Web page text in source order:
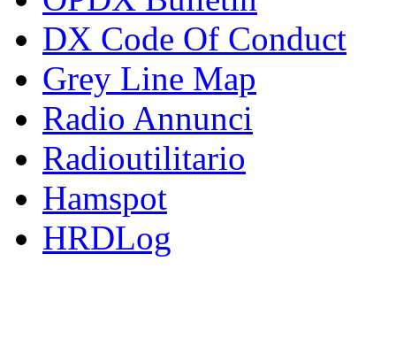
DX Code Of Conduct
Grey Line Map
Radio Annunci
Radioutilitario
Hamspot
HRDLog